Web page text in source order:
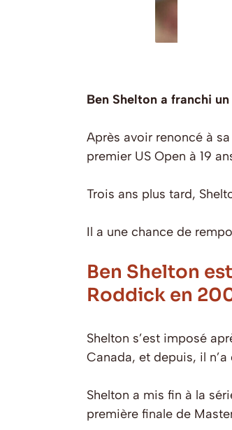
Ben Shelton a franchi
Après avoir renoncé à
premier US Open à 19
Trois ans plus tard,
Il a une chance de
Ben Shelton
Roddick en
Shelton s’est imposé
Canada, et depuis, il n’a
Shelton a mis fin à la
première finale de